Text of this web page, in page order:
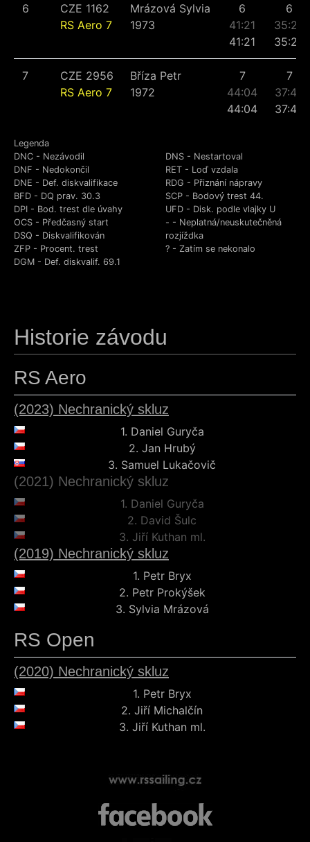
6
CZE 1162
RS Aero 7
Mrázová Sylvia
1973
6
41:21
41:21
6
35:20
35:20
7
CZE 2956
RS Aero 7
Bříza Petr
1972
7
44:04
44:04
7
37:49
37:49
Legenda
DNC - Nezávodil
DNF - Nedokončil
DNE - Def. diskvalifikace
BFD - DQ prav. 30.3
DPI - Bod. trest dle úvahy
DNS - Nestartoval
RET - Loď vzdala
RDG - Přiznání nápravy
SCP - Bodový trest 44.
UFD - Disk. podle vlajky U
OCS - Předčasný start
DSQ - Diskvalifikován
ZFP - Procent. trest
DGM - Def. diskvalif. 69.1
- - Neplatná/neuskutečněná
rozjíždka
? - Zatím se nekonalo
Historie závodu
RS Aero
(2023) Nechranický skluz
1. Daniel Guryča
2. Jan Hrubý
3. Samuel Lukačovič
(2021) Nechranický skluz
1. Daniel Guryča
2. David Šulc
3. Jiří Kuthan ml.
(2019) Nechranický skluz
1. Petr Bryx
2. Petr Prokýšek
3. Sylvia Mrázová
RS Open
(2020) Nechranický skluz
1. Petr Bryx
2. Jiří Michalčín
3. Jiří Kuthan ml.